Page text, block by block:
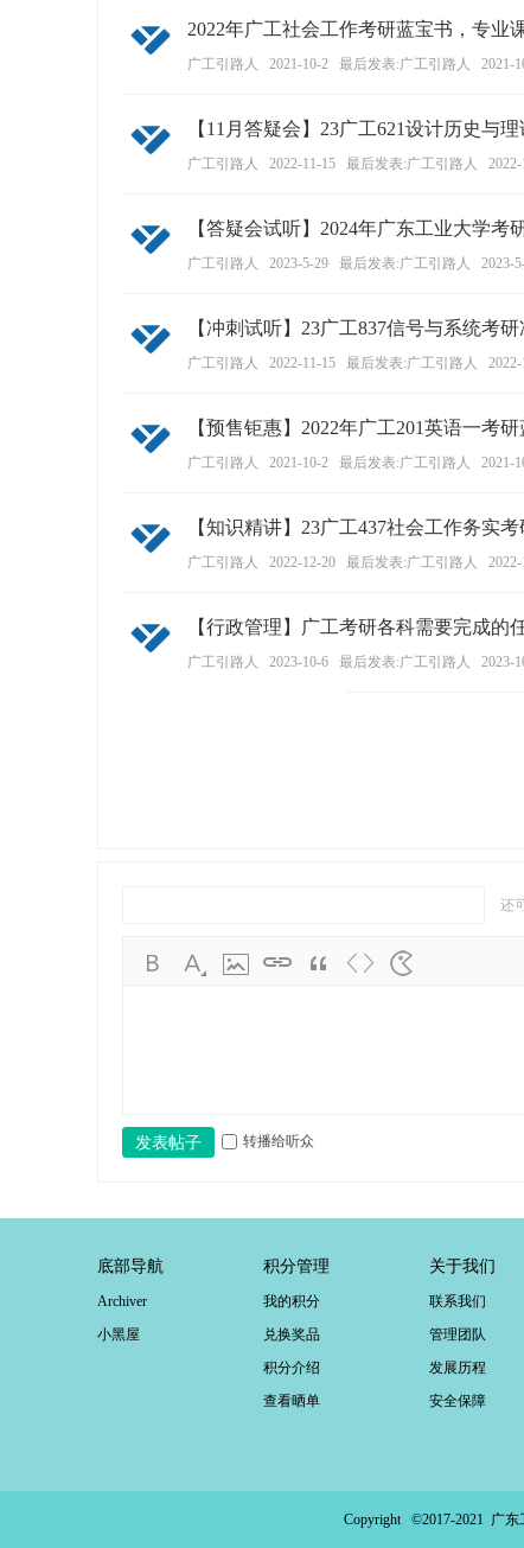
2022年广工社会工作考研蓝宝书，专业
广工引路人 2021-10-2 最后发表:广工引路人 2021-
【11月答疑会】23广工621设计历史与
广工引路人 2022-11-15 最后发表:广工引路人
【答疑会试听】2024年广东工业大学考
广工引路人 2023-5-29 最后发表:广工引路人 2023-
【冲刺试听】23广工837信号与系统考
广工引路人 2022-11-15 最后发表:广工引路人
【预售钜惠】2022年广工201英语一考
广工引路人 2021-10-2 最后发表:广工引路人 2021-
【知识精讲】23广工437社会工作务实
广工引路人 2022-12-20 最后发表:广工引路人
【行政管理】广工考研各科需要完成的
广工引路人 2023-10-6 最后发表:广工引路人 2023-
还
发表帖子 转播给听众
底部导航
Archiver
小黑屋
积分管理
我的积分
兑换奖品
积分介绍
查看晒单
关于我们
联系我们
管理团队
发展历程
安全保障
Copyright ©2017-2021 广东